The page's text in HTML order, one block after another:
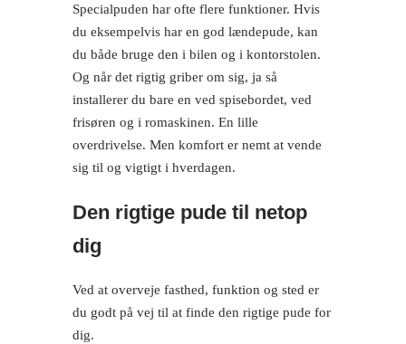
Specialpuden har ofte flere funktioner. Hvis
du eksempelvis har en god lændepude, kan
du både bruge den i bilen og i kontorstolen.
Og når det rigtig griber om sig, ja så
installerer du bare en ved spisebordet, ved
frisøren og i romaskinen. En lille
overdrivelse. Men komfort er nemt at vende
sig til og vigtigt i hverdagen.
Den rigtige pude til netop
dig
Ved at overveje fasthed, funktion og sted er
du godt på vej til at finde den rigtige pude for
dig.